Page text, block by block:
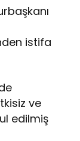
istifa
ve
edilmiş